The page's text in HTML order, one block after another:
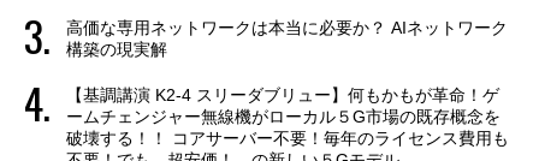
高価な専用ネットワークは本当に必要か？ AIネットワーク
構築の現実解
【基調講演 K2-4 スリーダブリュー】何もかもが革命！ゲ
ームチェンジャー無線機がローカル５G市場の既存概念を
破壊する！！ コアサーバー不要！毎年のライセンス費用も